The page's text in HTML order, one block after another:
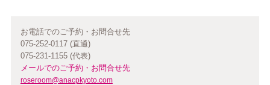
お電話でのご予約・お問合せ先
075-252-0117 (直通)
075-231-1155 (代表)
メールでのご予約・お問合せ先
roseroom@anacpkyoto.com